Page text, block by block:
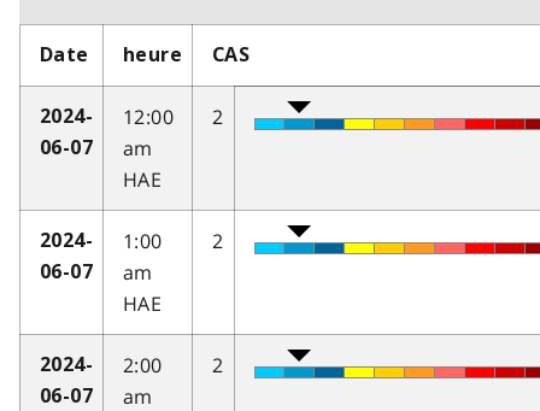
Date heure CAS
2024-
06-07
12:00
am
HAE
2
2024-
06-07
1:00
am
HAE
2
2024-
06-07
2:00
am
2